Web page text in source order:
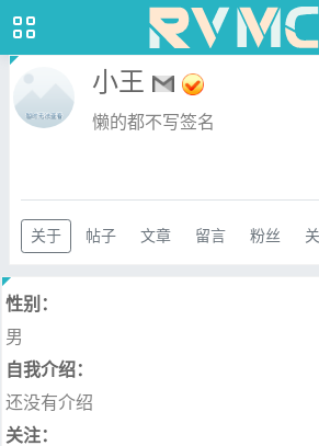
小王
懒的都不写签名
关于 帖子 文章 留言 粉丝
性别：
男
自我介绍：
还没有介绍
关注：